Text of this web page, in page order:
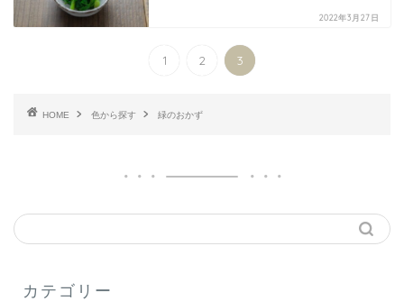
2022年3月27日
1 2 3
HOME 色から探す 緑のおかず
カテゴリー